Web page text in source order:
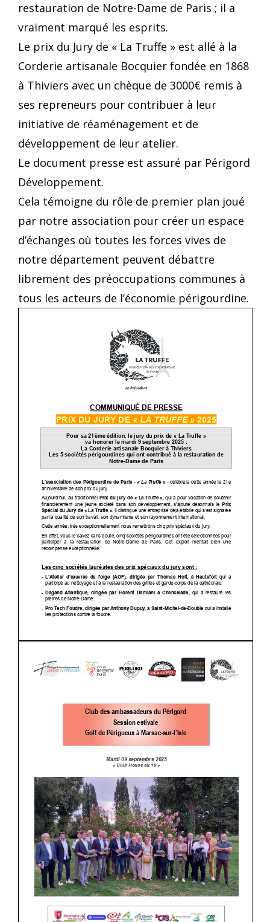
restauration de Notre-Dame de Paris ; il a
vraiment marqué les esprits.
Le prix du Jury de « La Truffe » est allé à la
Corderie artisanale Bocquier fondée en 1868
à Thiviers avec un chèque de 3000€ remis à
ses repreneurs pour contribuer à leur
initiative de réaménagement et de
développement de leur atelier.
Le document presse est assuré par Périgord
Développement.
Cela témoigne du rôle de premier plan joué
par notre association pour créer un espace
d’échanges où toutes les forces vives de
notre département peuvent débattre
librement des préoccupations communes à
tous les acteurs de l’économie périgourdine.